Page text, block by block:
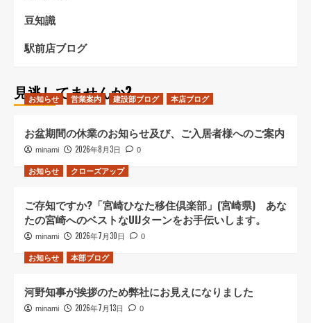
豆知識
駅前店ブログ
見逃してませんか?
お知らせ 営業案内 建設部ブログ 本店ブログ
お盆期間の休業のお知らせ及び、ご入居者様へのご案内
minami 2026年8月3日 0
お知らせ クローズアップ
ご存知ですか?「宮崎ひなた移住倶楽部」(宮崎県) あな
たの宮崎へのベストなUIJターンをお手伝いします。
minami 2026年7月30日 0
お知らせ 本部ブログ
河野知事が挨拶のため弊社にお見えになりました
minami 2026年7月13日 0